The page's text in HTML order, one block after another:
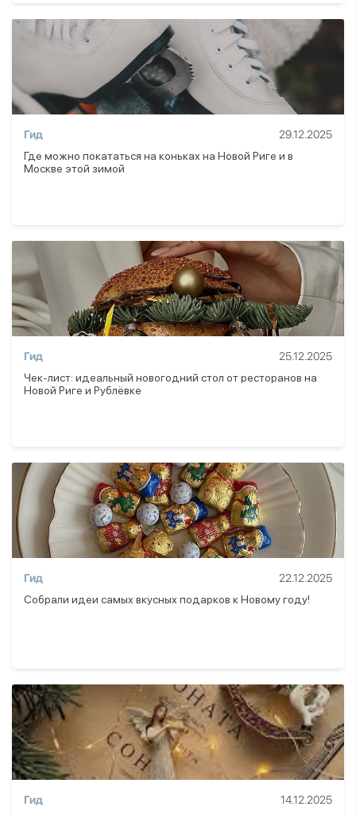
Гид
29.12.2025
Где можно покататься на коньках на Новой Риге и в
Москве этой зимой
Гид
25.12.2025
Чек-лист: идеальный новогодний стол от ресторанов на
Новой Риге и Рублёвке
Гид
22.12.2025
Собрали идеи самых вкусных подарков к Новому году!
Гид
14.12.2025